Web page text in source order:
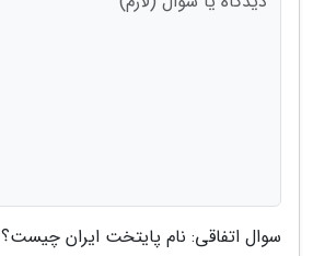
سوال اتفاقی: نام پایتخت ایران چیست؟